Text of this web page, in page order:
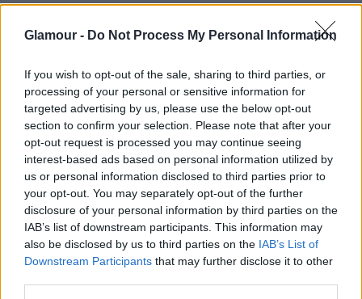
Glamour - Do Not Process My Personal Information
If you wish to opt-out of the sale, sharing to third parties, or
processing of your personal or sensitive information for
targeted advertising by us, please use the below opt-out
section to confirm your selection. Please note that after your
opt-out request is processed you may continue seeing
interest-based ads based on personal information utilized by
us or personal information disclosed to third parties prior to
your opt-out. You may separately opt-out of the further
disclosure of your personal information by third parties on the
IAB’s list of downstream participants. This information may
also be disclosed by us to third parties on the IAB’s List of
Downstream Participants that may further disclose it to other
nagy testű, vagy nagy mozgásigényű kutyát, ha egy
Ennyire nem lehetsz önző. Vannak kisebb és
nagyobb mozgásigényű kutyák, ennek érdemes
utána nézni.
A fajtisztaság kérdése
A menhelyeken található kutyusok nagy része nem
fajtiszta. Ez egyébként nem jelent semmit. Ettől
nem lesznek se jobbak, se rosszabbak. Úgyhogy ha
az a gondolat van a fejedben, hogy te csak fajtiszta
kutyát szeretnél, gyorsan hessegesd el. Az